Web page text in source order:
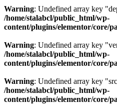
Warning: Undefined array key
/home/stalabcl/public_html/wp-
content/plugins/elementor/core/
Warning: Undefined array key
/home/stalabcl/public_html/wp-
content/plugins/elementor/core/
Warning: Undefined array key
/home/stalabcl/public_html/wp-
content/plugins/elementor/core/